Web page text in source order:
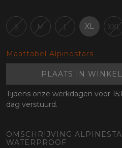
S M L XL XXL
Maattabel Alpinestars
PLAATS IN
Tijdens onze werkdagen voor
dag verstuurd.
OMSCHRIJVING
WATERPROOF